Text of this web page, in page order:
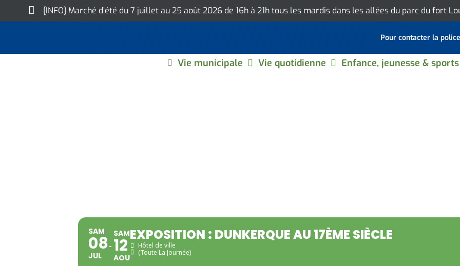
to
[INFO] Marché d’été du 7 juillet au 25 août 2026 de 16h à 21h tous les mardis dans les allées du parc du fort
Pour contacter la
Vie municipale Vie quotidienne Enfance, jeunesse & sports
SAM
08
JUL
SAM
12
AOU
EXPOSITION : DUNKERQUE AU 17ÈME SIÈCLE
Hôtel de ville
(Toute La Journée)